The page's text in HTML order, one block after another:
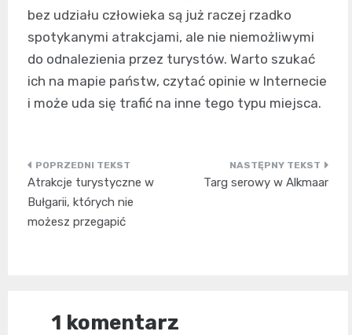
bez udziału człowieka są już raczej rzadko
spotykanymi atrakcjami, ale nie niemożliwymi
do odnalezienia przez turystów. Warto szukać
ich na mapie państw, czytać opinie w Internecie
i może uda się trafić na inne tego typu miejsca.
Nawigacja
wpisu
Atrakcje turystyczne w
Bułgarii, których nie
możesz przegapić
Targ serowy w Alkmaar
1 komentarz